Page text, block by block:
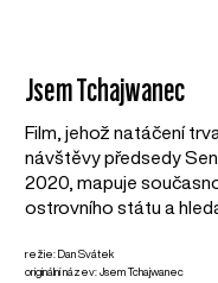
Jsem Tchajwanec
Film, jehož natáčení
návštěvy předsedy
2020, mapuje
ostrovního státu a
režie: Dan Svátek
originální název: Jsem Tchajwanec